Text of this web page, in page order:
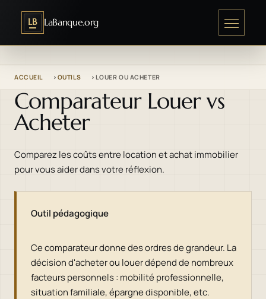
LB LaBanque.org
ACCUEIL OUTILS LOUER OU ACHETER
Comparateur Louer vs
Acheter
Comparez les coûts entre location et achat immobilier
pour vous aider dans votre réflexion.
Outil pédagogique
Ce comparateur donne des ordres de grandeur. La
décision d'acheter ou louer dépend de nombreux
facteurs personnels : mobilité professionnelle,
situation familiale, épargne disponible, etc.